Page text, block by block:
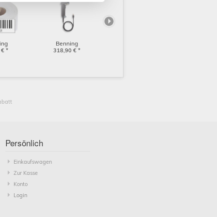
1 bis
€ *
Benning
Barcodescanner 1D
318,90 € *
Persönlich
Einkaufswagen
Zur Kasse
Konto
Login